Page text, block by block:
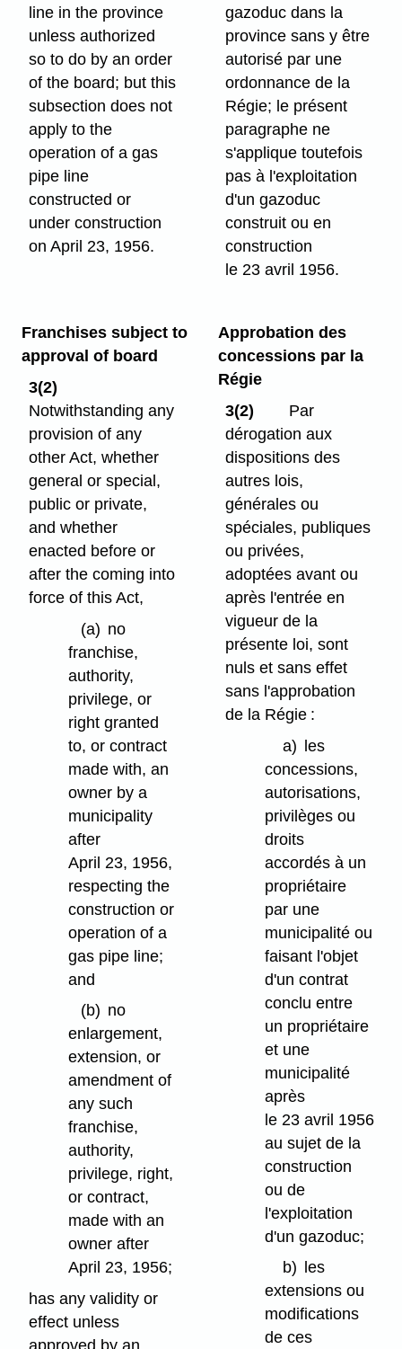
line in the province
unless authorized
so to do by an order
of the board; but this
subsection does not
apply to the
operation of a gas
pipe line
constructed or
under construction
on April 23, 1956.
gazoduc dans la
province sans y être
autorisé par une
ordonnance de la
Régie; le présent
paragraphe ne
s'applique toutefois
pas à l'exploitation
d'un gazoduc
construit ou en
construction
le 23 avril 1956.
Franchises subject to
approval of board
3(2)
Notwithstanding any
provision of any
other Act, whether
general or special,
public or private,
and whether
enacted before or
after the coming into
force of this Act,
(a) no
franchise,
authority,
privilege, or
right granted
to, or contract
made with, an
owner by a
municipality
after
April 23, 1956,
respecting the
construction or
operation of a
gas pipe line;
and
(b) no
enlargement,
extension, or
amendment of
any such
franchise,
authority,
privilege, right,
or contract,
made with an
owner after
April 23, 1956;
has any validity or
effect unless
Approbation des
concessions par la
Régie
3(2)
Par
dérogation aux
dispositions des
autres lois,
générales ou
spéciales, publiques
ou privées,
adoptées avant ou
après l'entrée en
vigueur de la
présente loi, sont
nuls et sans effet
sans l'approbation
de la Régie :
a) les
concessions,
autorisations,
privilèges ou
droits
accordés à un
propriétaire
par une
municipalité ou
faisant l'objet
d'un contrat
conclu entre
un propriétaire
et une
municipalité
après
le 23 avril 1956
au sujet de la
construction
ou de
l'exploitation
d'un gazoduc;
b)
les
extensions ou
modifications
de ces